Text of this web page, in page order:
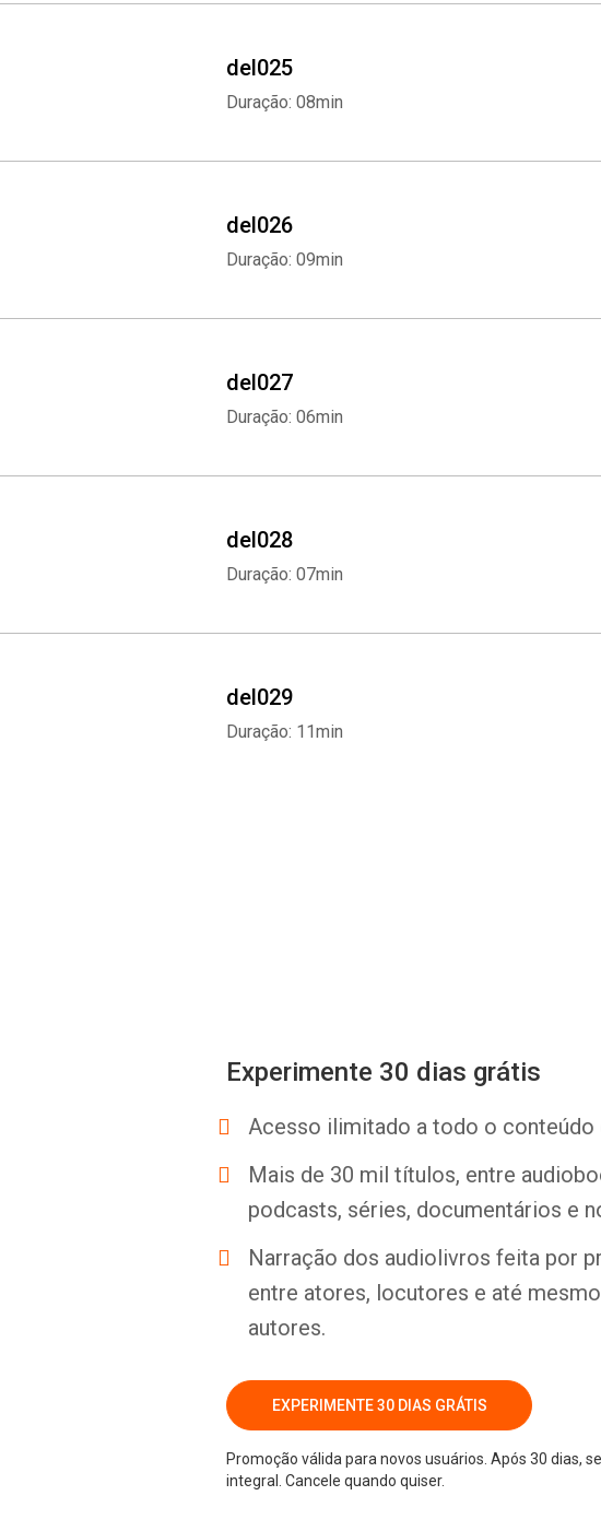
del025
Duração: 08min
del026
Duração: 09min
del027
Duração: 06min
del028
Duração: 07min
del029
Duração: 11min
Experimente 30 dias grátis
Acesso ilimitado a todo o conteúdo
Mais de 30 mil títulos, entre
podcasts, séries, documentários e
Narração dos audiolivros feita por
entre atores, locutores e até
autores.
EXPERIMENTE 30 DIAS GRÁTIS
Promoção válida para novos usuários. Após 30 dias,
integral. Cancele quando quiser.